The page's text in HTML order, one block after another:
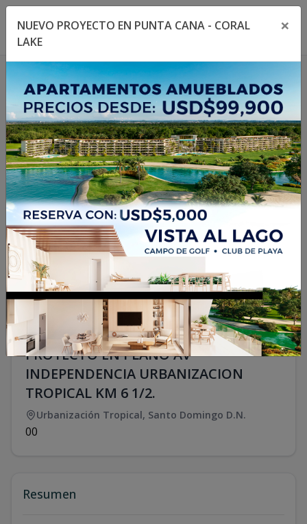
Toggle navigation menu
1/5
PROYECTO EN PLANO AV
INDEPENDENCIA URBANIZACION
TROPICAL KM 6 1/2.
Urbanización Tropical, Santo Domingo D.N.
00
Resumen
NUEVO PROYECTO EN PUNTA CANA - CORAL
LAKE
×